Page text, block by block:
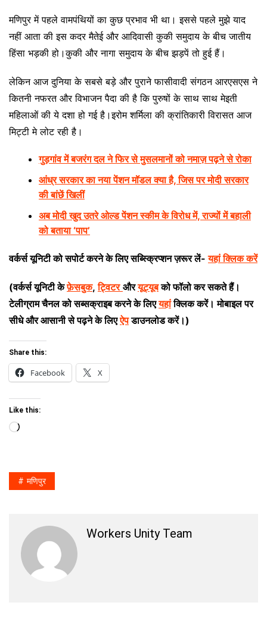
मणिपुर में पहले वामपंथियों का कुछ प्रभाव भी था। इससे पहले मुझे याद
नहीं आता की इस कदर मैतेई और आदिवासी कुकी समुदाय के बीच जातीय
हिंसा भड़की हो।कुकी और नागा समुदाय के बीच झड़पें तो हुई हैं।
लेकिन आज दुनिया के सबसे बड़े और पुराने फासीवादी संगठन आरएसएस ने
कितनी नफरत और विभाजन पैदा की है कि पुरुषों के साथ साथ मेइती
महिलाओं की ये दशा हो गई है।इरोम शर्मिला की क्रांतिकारी विरासत आज
मिट्टी मे लोट रही है।
गुड़गांव में बजरंग दल ने फिर से मुसलमानों को नमाज़ पढ़ने से रोका
आंध्र सरकार का नया पेंशन मॉडल क्या है, जिस पर मोदी सरकार
की बांछें खिलीं
अब मोदी खुद उतरे ओल्ड पेंशन स्कीम के विरोध में, राज्यों में बहाली
को बताया ‘पाप’
वर्कर्स यूनिटी को सपोर्ट करने के लिए सब्स्क्रिप्शन ज़रूर लें-यहां क्लिक करें
(वर्कर्स यूनिटी केफ़ेसबुक,ट्विटर औरयूट्यूब को फॉलो कर सकते हैं।
टेलीग्राम चैनल को सब्सक्राइब करने के लिएयहां क्लिक करें। मोबाइल पर
सीधे और आसानी से पढ़ने के लिएऐपडाउनलोड करें।)
Share this:
Facebook X
Like this:
Loading…
मणिपुर
Workers Unity Team